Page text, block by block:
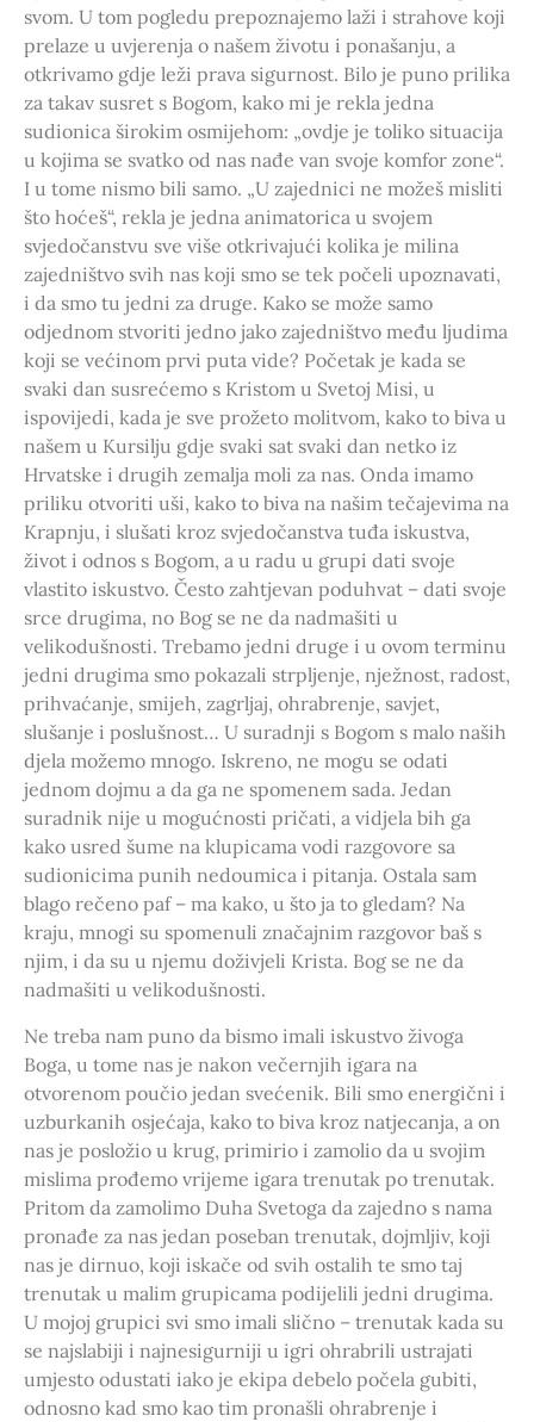
svom. U tom pogledu prepoznajemo laži i strahove koji
prelaze u uvjerenja o našem životu i ponašanju, a
otkrivamo gdje leži prava sigurnost. Bilo je puno prilika
za takav susret s Bogom, kako mi je rekla jedna
sudionica širokim osmijehom: „ovdje je toliko situacija
u kojima se svatko od nas nađe van svoje komfor zone“.
I u tome nismo bili samo. „U zajednici ne možeš misliti
što hoćeš“, rekla je jedna animatorica u svojem
svjedočanstvu sve više otkrivajući kolika je milina
zajedništvo svih nas koji smo se tek počeli upoznavati,
i da smo tu jedni za druge. Kako se može samo
odjednom stvoriti jedno jako zajedništvo među ljudima
koji se većinom prvi puta vide? Početak je kada se
svaki dan susrećemo s Kristom u Svetoj Misi, u
ispovijedi, kada je sve prožeto molitvom, kako to biva u
našem u Kursilju gdje svaki sat svaki dan netko iz
Hrvatske i drugih zemalja moli za nas. Onda imamo
priliku otvoriti uši, kako to biva na našim tečajevima na
Krapnju, i slušati kroz svjedočanstva tuđa iskustva,
život i odnos s Bogom, a u radu u grupi dati svoje
vlastito iskustvo. Često zahtjevan poduhvat – dati svoje
srce drugima, no Bog se ne da nadmašiti u
velikodušnosti. Trebamo jedni druge i u ovom terminu
jedni drugima smo pokazali strpljenje, nježnost, radost,
prihvaćanje, smijeh, zagrljaj, ohrabrenje, savjet,
slušanje i poslušnost… U suradnji s Bogom s malo naših
djela možemo mnogo. Iskreno, ne mogu se odati
jednom dojmu a da ga ne spomenem sada. Jedan
suradnik nije u mogućnosti pričati, a vidjela bih ga
kako usred šume na klupicama vodi razgovore sa
sudionicima punih nedoumica i pitanja. Ostala sam
blago rečeno paf – ma kako, u što ja to gledam? Na
kraju, mnogi su spomenuli značajnim razgovor baš s
njim, i da su u njemu doživjeli Krista. Bog se ne da
nadmašiti u velikodušnosti.
Ne treba nam puno da bismo imali iskustvo živoga
Boga, u tome nas je nakon večernjih igara na
otvorenom poučio jedan svećenik. Bili smo energični i
uzburkanih osjećaja, kako to biva kroz natjecanja, a on
nas je posložio u krug, primirio i zamolio da u svojim
mislima prođemo vrijeme igara trenutak po trenutak.
Pritom da zamolimo Duha Svetoga da zajedno s nama
pronađe za nas jedan poseban trenutak, dojmljiv, koji
nas je dirnuo, koji iskače od svih ostalih te smo taj
trenutak u malim grupicama podijelili jedni drugima.
U mojoj grupici svi smo imali slično – trenutak kada su
se najslabiji i najnesigurniji u igri ohrabrili ustrajati
umjesto odustati iako je ekipa debelo počela gubiti,
odnosno kad smo kao tim pronašli ohrabrenje i